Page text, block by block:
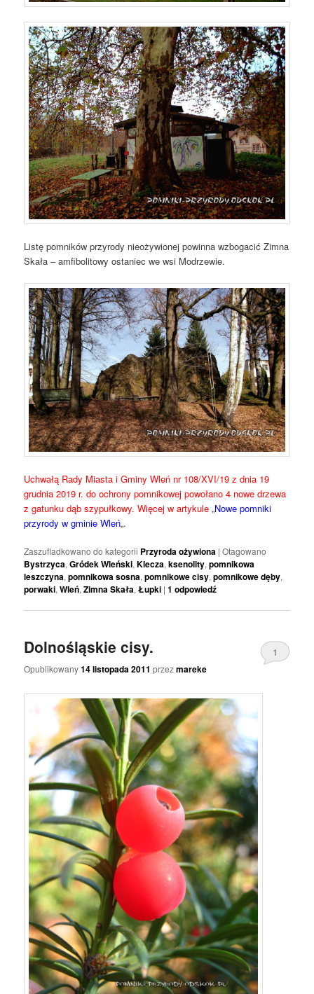
Listę pomników przyrody nieożywionej powinna wzbogacić Zimna
Skała – amfibolitowy ostaniec we wsi Modrzewie.
Uchwałą Rady Miasta i Gminy Wleń nr 108/XVI/19 z dnia 19
grudnia 2019 r. do ochrony pomnikowej powołano 4 nowe drzewa
z gatunku dąb szypułkowy. Więcej w artykule „Nowe pomniki
przyrody w gminie Wleń„.
Zaszufladkowano do kategorii Przyroda ożywiona |Otagowano
Bystrzyca,Gródek Wleński,Klecza,ksenolity,pomnikowa
leszczyna,pomnikowa sosna,pomnikowe cisy,pomnikowe dęby,
porwaki,Wleń,Zimna Skała,Łupki |1 odpowiedź
Dolnośląskie cisy.
Opublikowany14 listopada 2011 przezmareke
1